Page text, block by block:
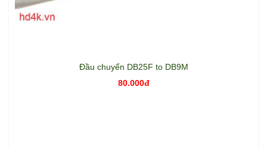
Đầu chuyển DB25F to DB9M
80.000đ